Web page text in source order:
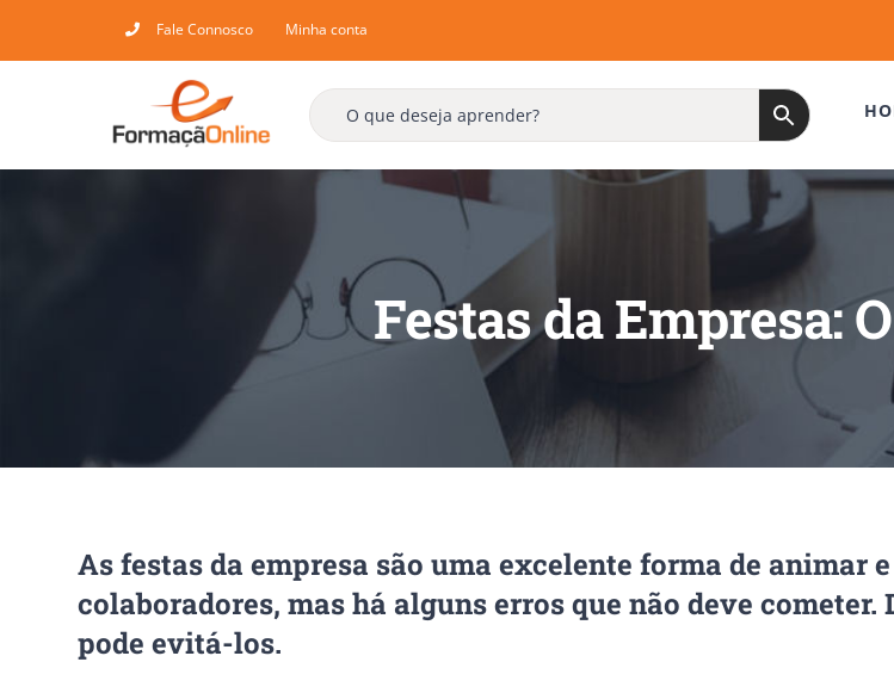
to
Fale Connosco Minha conta
Festas da Empresa:
As festas da empresa são uma excelente forma de animar
colaboradores, mas há alguns erros que não deve cometer.
pode evitá-los.